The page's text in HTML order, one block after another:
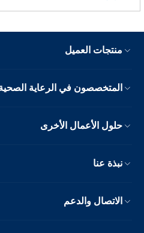
منتجات العميل
المتخصصون في الرعاية الصحية
حلول الأعمال الأخرى
نبذة عنا
الاتصال والدعم